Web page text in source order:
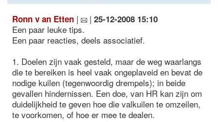
Ronn v an Etten | | 25-12-2008 15:10
Een paar leuke tips.
Een paar reacties, deels associatief.
1. Doelen zijn vaak gesteld, maar de weg waarlangs
die te bereiken is heel vaak ongeplaveid en bevat de
nodige kuilen (tegenwoordig drempels); in beide
gevallen hindernissen. Een doe, van HR kan zijn om
duidelijkheid te geven hoe die valkuilen te omzeilen,
te voorkomen, of hoe er mee te dealen.